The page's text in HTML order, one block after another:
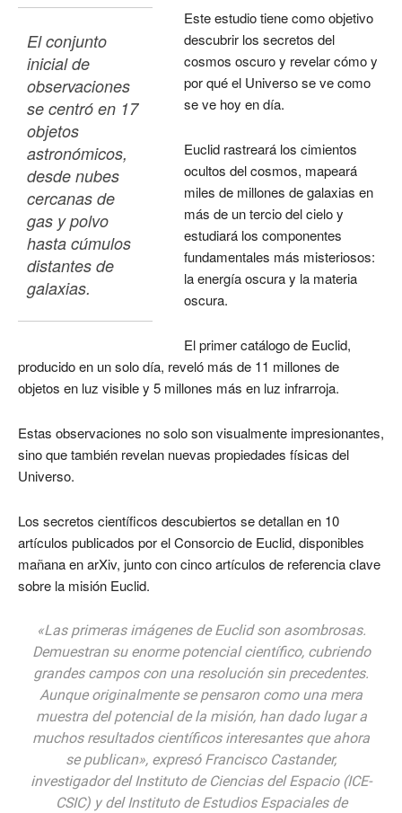
El conjunto
inicial de
observaciones
se centró en 17
objetos
astronómicos,
desde nubes
cercanas de
gas y polvo
hasta cúmulos
distantes de
galaxias.
Este estudio tiene como objetivo
descubrir los secretos del
cosmos oscuro y revelar cómo y
por qué el Universo se ve como
se ve hoy en día.
Euclid rastreará los cimientos
ocultos del cosmos, mapeará
miles de millones de galaxias en
más de un tercio del cielo y
estudiará los componentes
fundamentales más misteriosos:
la energía oscura y la materia
oscura.
El primer catálogo de Euclid,
producido en un solo día, reveló más de 11 millones de
objetos en luz visible y 5 millones más en luz infrarroja.
Estas observaciones no solo son visualmente impresionantes,
sino que también revelan nuevas propiedades físicas del
Universo.
Los secretos científicos descubiertos se detallan en 10
artículos publicados por el Consorcio de Euclid, disponibles
mañana en arXiv, junto con cinco artículos de referencia clave
sobre la misión Euclid.
«Las primeras imágenes de Euclid son asombrosas.
Demuestran su enorme potencial científico, cubriendo
grandes campos con una resolución sin precedentes.
Aunque originalmente se pensaron como una mera
muestra del potencial de la misión, han dado lugar a
muchos resultados científicos interesantes que ahora
se publican», expresó Francisco Castander,
investigador del Instituto de Ciencias del Espacio (ICE-
CSIC) y del Instituto de Estudios Espaciales de